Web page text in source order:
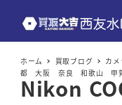
ホーム 買取ブログ カメ
都 大阪 奈良 和歌山 甲賀
Nikon